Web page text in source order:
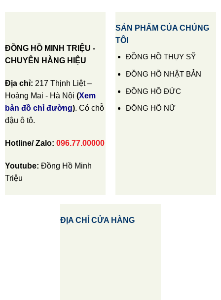
ĐỒNG HỒ MINH TRIỆU -
CHUYÊN HÀNG HIỆU
Địa chỉ: 217 Thịnh Liệt –
Hoàng Mai - Hà Nội (Xem
bản đồ chỉ đường). Có chỗ
đậu ô tô.
Hotline/ Zalo: 096.77.00000
Youtube: Đồng Hồ Minh
Triệu
SẢN PHẨM CỦA CHÚNG
TÔI
ĐỒNG HỒ THỤY SỸ
ĐỒNG HỒ NHẬT BẢN
ĐỒNG HỒ ĐỨC
ĐỒNG HỒ NỮ
ĐỊA CHỈ CỬA HÀNG